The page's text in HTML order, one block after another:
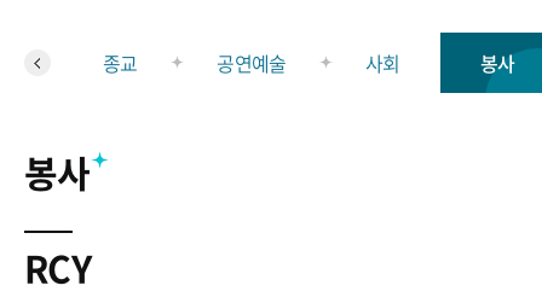
종교 공연예술 사회 봉사
봉사
RCY